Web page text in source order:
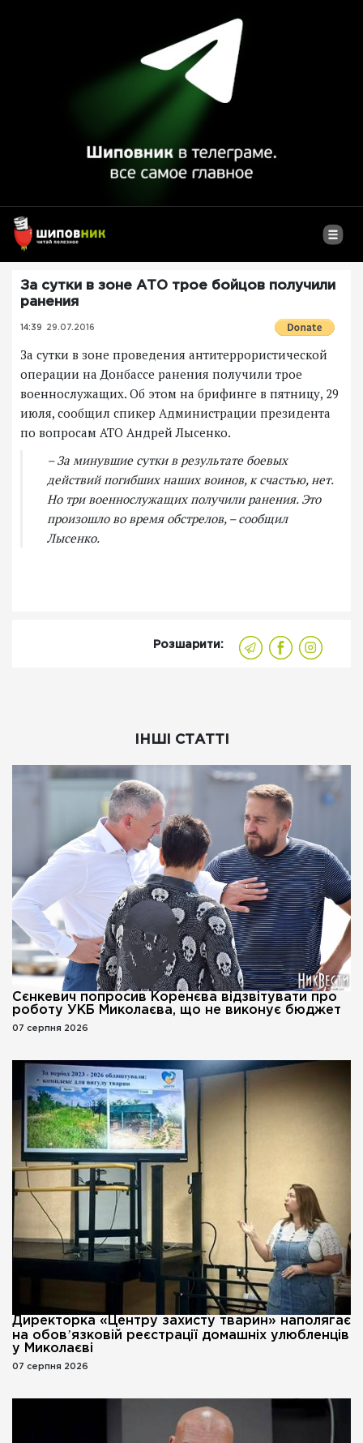
За сутки в зоне АТО трое бойцов получили
ранения
14:39 29.07.2016
За сутки в зоне проведения антитеррористической
операции на Донбассе ранения получили трое
военнослужащих. Об этом на брифинге в пятницу, 29
июля, сообщил спикер Администрации президента
по вопросам АТО Андрей Лысенко.
– За минувшие сутки в результате боевых
действий погибших наших воинов, к счастью, нет.
Но три военнослужащих получили ранения. Это
произошло во время обстрелов, – сообщил
Лысенко.
Розшарити:
ІНШІ СТАТТІ
Сєнкевич попросив Коренєва відзвітувати про
роботу УКБ Миколаєва, що не виконує бюджет
07 серпня 2026
Директорка «Центру захисту тварин» наполягає
на обовʼязковій реєстрації домашніх улюбленців
у Миколаєві
07 серпня 2026